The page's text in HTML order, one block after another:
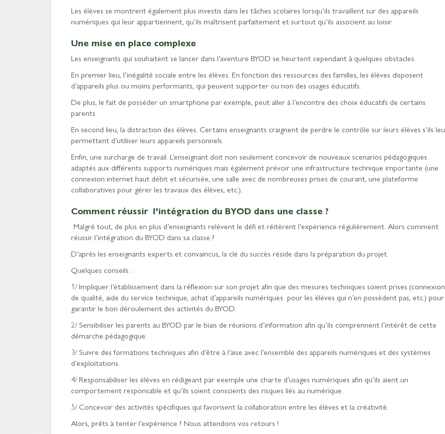
Les élèves se montrent également plus investis dans les tâches scolaires lorsqu’ils travaillent sur des appareils
numériques qui leur appartiennent, qu’ils maîtrisent parfaitement et surtout qu’ils associent au loisir.
Une mise en place complexe
Les enseignants qui souhaitent se lancer dans l’aventure BYOD se heurtent cependant à quelques obstacles.
En premier lieu, l’inégalité sociale entre les élèves. En fonction des ressources des familles, les élèves disposent
d’appareils plus ou moins performants, qui peuvent supporter ou non des usages éducatifs.
De plus, le fait de posséder un smartphone par exemple, peut aller à l’encontre des choix éducatifs de certains
parents.
En second lieu, la distraction des élèves. Certains enseignants craignent de perdre le contrôle sur leurs élèves s’ils
permettent d’utiliser leurs appareils personnels.
Enfin, une surcharge de travail. L’enseignant doit non seulement concevoir de nouveaux scenarios pédagogiques
adaptés aux différents supports numériques mais également prévoir une infrastructure technique importante (une
connexion internet haut débit et sécurisée, une salle avec de nombreuses prises de courant, une plateforme
collaboratives pour gérer les travaux des élèves, etc.).
Comment réussir l’intégration du BYOD dans une classe ?
Malgré tout, de plus en plus d’enseignants relèvent le défi et réitèrent l’expérience régulièrement. Alors comment
réussir l’intégration du BYOD dans sa classe ?
D’après les enseignants experts et convaincus, la clé du succès réside dans la préparation du projet.
Quelques conseils :
1/ Impliquer l’établissement dans la réflexion sur son projet afin que des mesures techniques soient prises (connexion
de qualité, aide du service technique, achat d’appareils numériques pour les élèves qui n’en possèdent pas, etc.) pour
garantir le bon déroulement des activités du BYOD.
2/ Sensibiliser les parents au BYOD par le biais de réunions d’information afin qu’ils comprennent l’intérêt de cette
démarche pédagogique.
3/ Suivre des formations techniques afin d’être à l’aise avec l’ensemble des appareils numériques et des systèmes
d’exploitations.
4/ Responsabiliser les élèves en rédigeant par exemple une charte d’usages numériques afin qu’ils aient un
comportement responsable et qu’ils soient conscients des risques liés au numérique.
5/ Concevoir des activités spécifiques qui favorisent la collaboration entre les élèves et la créativité.
Alors, prêts à tenter l’expérience ? Nous attendons vos retours !